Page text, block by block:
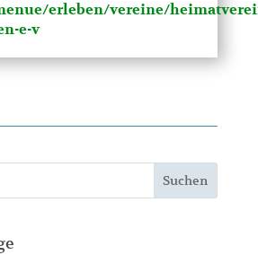
erleben/vereine/
e-v
Suchen